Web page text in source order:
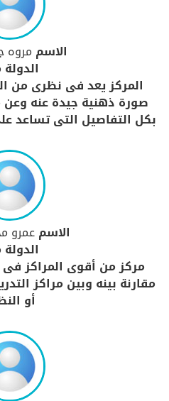
الاسم مروه
الدولة
المركز يعد فى نظرى من
صورة ذهنية جيدة عنه وعن
بكل التفاصيل التى تساعد
الاسمعمرو
الدولة
مركز من أقوى المراكز
مقارنة بينه وبين مراكز
أو